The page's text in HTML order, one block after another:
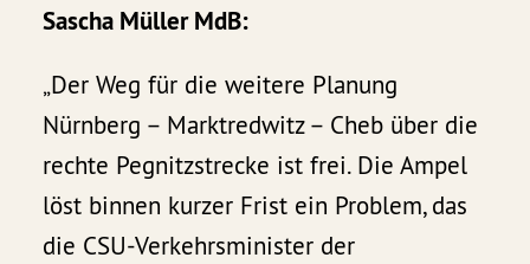
Sascha Müller MdB:
„Der Weg für die weitere Planung
Nürnberg – Marktredwitz – Cheb über die
rechte Pegnitzstrecke ist frei. Die Ampel
löst binnen kurzer Frist ein Problem, das
die CSU-Verkehrsminister der